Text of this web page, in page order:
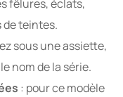
fêlures, éclats,
de teintes.
sous une assiette,
nom de la série.
: pour ce modèle